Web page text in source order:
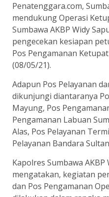
Penatenggara.com,
mendukung Operasi
Sumbawa AKBP Widy
pengecekan kesiapan
Pos Pengamanan
(08/05/21).
Adapun Pos Pelayanan
dikunjungi diantaranya
Mayung, Pos
Pengamanan Labuan
Alas, Pos Pelayanan
Pelayanan Bandara
Kapolres Sumbawa AKBP
mengatakan, kegiatan
dan Pos Pengamanan